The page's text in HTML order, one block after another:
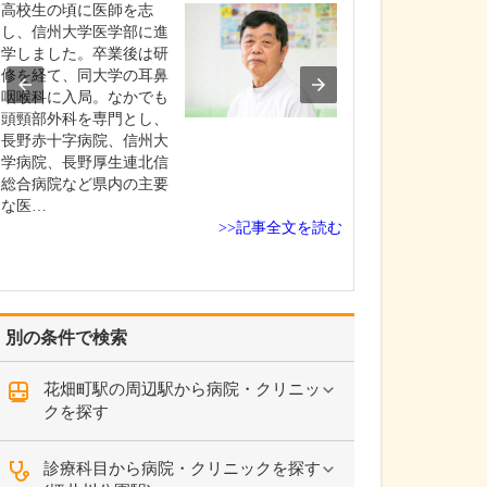
別の条件で検索
花畑町駅の周辺駅から病院・クリニッ
クを探す
診療科目から病院・クリニックを探す
高校生の頃に医師を志
し、信州大学医学部に進
学しました。卒業後は研
修を経て、同大学の耳鼻
咽喉科に入局。なかでも
頭頸部外科を専門とし、
長野赤十字病院、信州大
学病院、長野厚生連北信
総合病院など県内の主要
な医…
>>記事全文を読む